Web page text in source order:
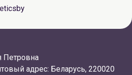
Петровна
адрес: Беларусь, 220020